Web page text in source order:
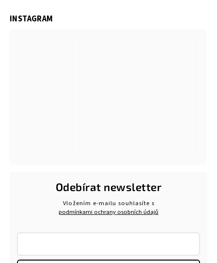
INSTAGRAM
Odebírat newsletter
Vložením e-mailu souhlasíte s
podmínkami ochrany osobních údajů